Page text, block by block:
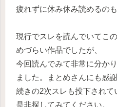
疲れずに休み休み読めるのも
現行でスレを読んでいてこ
めづらい作品でしたが、
今回読んでみて非常に分か
ました。まとめさんにも感謝
続きの2次スレも投下され
是非探してみてください。